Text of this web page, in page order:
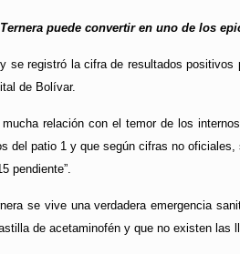
puede convertir en uno de los
se registró la cifra de resultados positivos
de Bolívar.
relación con el temor de los
del patio 1 y que según cifras no
pendiente”.
se vive una verdadera emergencia
de acetaminofén y que no existen las